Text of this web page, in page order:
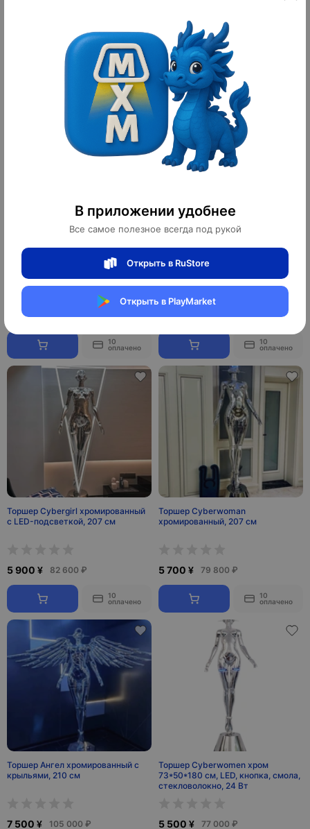
В приложении удобнее
Все самое полезное всегда под рукой
Открыть в RuStore
Открыть в PlayMarket
91 000 ₽
10
оплачено
Торшер Coquette хромированный с
6 100 ¥ 85 400 ₽
Торшер Cybergirl хромированный,
5 700 ¥ 79 800 ₽
10
оплачено
Дизайнерский торшер Робот
хромированный, 180 см
5 500 ¥ 77 000 ₽
10
оплачено
Торшер Cybergirl хромированный
с LED-подсветкой, 207 см
5 900 ¥ 82 600 ₽
10
оплачено
Торшер Cyberwoman
хромированный, 207 см
5 700 ¥ 79 800 ₽
10
оплачено
Торшер Ангел хромированный с
крыльями, 210 см
7 500 ¥ 105 000 ₽
Торшер Cyberwomen хром
73*50*180 см, LED, кнопка, смола,
стекловолокно, 24 Вт
5 500 ¥ 77 000 ₽